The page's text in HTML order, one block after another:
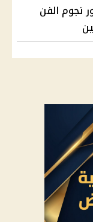
نجوم الفن